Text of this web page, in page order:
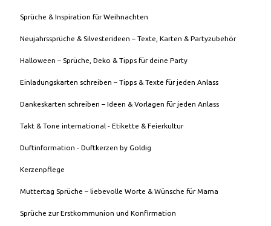
Sprüche & Inspiration für Weihnachten
Neujahrssprüche & Silvesterideen – Texte, Karten & Partyzubehör
Halloween – Sprüche, Deko & Tipps für deine Party
Einladungskarten schreiben – Tipps & Texte für jeden Anlass
Dankeskarten schreiben – Ideen & Vorlagen für jeden Anlass
Takt & Tone international - Etikette & Feierkultur
Duftinformation - Duftkerzen by Goldig
Kerzenpflege
Muttertag Sprüche – liebevolle Worte & Wünsche für Mama
Sprüche zur Erstkommunion und Konfirmation